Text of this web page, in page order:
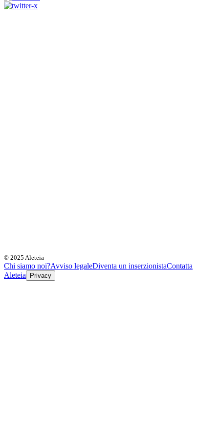
© 2025 Aleteia
Chi siamo noi?Avviso legaleDiventa un inserzionistaContatta
Aleteia
Privacy